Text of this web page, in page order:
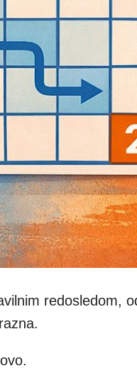
redosledom,